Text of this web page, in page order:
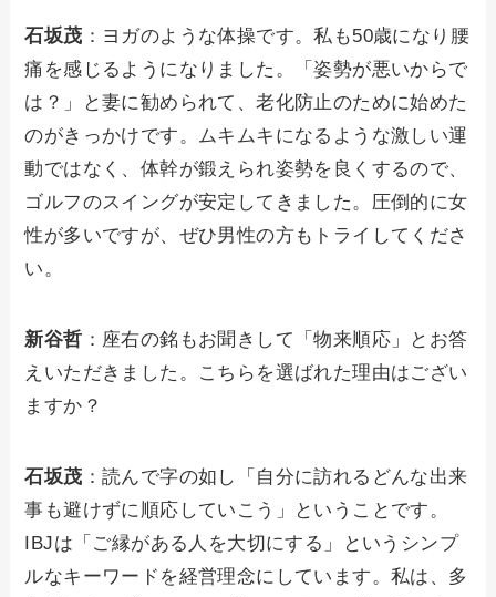
石坂茂 ：ヨガのような体操です。私も50歳になり腰
痛を感じるようになりました。「姿勢が悪いからで
は？」と妻に勧められて、老化防止のために始めた
のがきっかけです。ムキムキになるような激しい運
動ではなく、体幹が鍛えられ姿勢を良くするので、
ゴルフのスイングが安定してきました。圧倒的に女
性が多いですが、ぜひ男性の方もトライしてくださ
い。
新谷哲 ：座右の銘もお聞きして「物来順応」とお答
えいただきました。こちらを選ばれた理由はござい
ますか？
石坂茂 ：読んで字の如し「自分に訪れるどんな出来
事も避けずに順応していこう」ということです。
IBJは「ご縁がある人を大切にする」というシンプ
ルなキーワードを経営理念にしています。私は、多